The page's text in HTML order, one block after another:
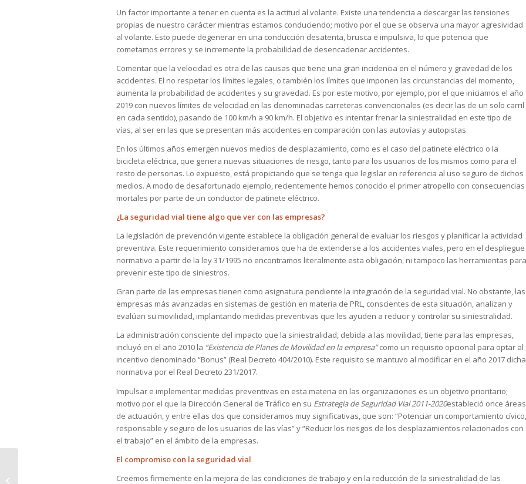
Un factor importante a tener en cuenta es la actitud al volante. Existe una tendencia a descargar las tensiones
propias de nuestro carácter mientras estamos conduciendo; motivo por el que se observa una mayor agresividad
al volante. Esto puede degenerar en una conducción desatenta, brusca e impulsiva, lo que potencia que
cometamos errores y se incremente la probabilidad de desencadenar accidentes.
Comentar que la velocidad es otra de las causas que tiene una gran incidencia en el número y gravedad de los
accidentes. El no respetar los límites legales, o también los límites que imponen las circunstancias del momento,
aumenta la probabilidad de accidentes y su gravedad. Es por este motivo, por ejemplo, por el que iniciamos el año
2019 con nuevos límites de velocidad en las denominadas carreteras convencionales (es decir las de un solo carril
en cada sentido), pasando de 100 km/h a 90 km/h. El objetivo es intentar frenar la siniestralidad en este tipo de
vías, al ser en las que se presentan más accidentes en comparación con las autovías y autopistas.
En los últimos años emergen nuevos medios de desplazamiento, como es el caso del patinete eléctrico o la
bicicleta eléctrica, que genera nuevas situaciones de riesgo, tanto para los usuarios de los mismos como para el
resto de personas. Lo expuesto, está propiciando que se tenga que legislar en referencia al uso seguro de dichos
medios. A modo de desafortunado ejemplo, recientemente hemos conocido el primer atropello con consecuencias
mortales por parte de un conductor de patinete eléctrico.
¿La seguridad vial tiene algo que ver con las empresas?
La legislación de prevención vigente establece la obligación general de evaluar los riesgos y planificar la actividad
preventiva. Este requerimiento consideramos que ha de extenderse a los accidentes viales, pero en el despliegue
normativo a partir de la ley 31/1995 no encontramos literalmente esta obligación, ni tampoco las herramientas para
prevenir este tipo de siniestros.
Gran parte de las empresas tienen como asignatura pendiente la integración de la seguridad vial. No obstante, las
empresas más avanzadas en sistemas de gestión en materia de PRL, conscientes de esta situación, analizan y
evalúan su movilidad, implantando medidas preventivas que les ayuden a reducir y controlar su siniestralidad.
La administración consciente del impacto que la siniestralidad, debida a las movilidad, tiene para las empresas,
incluyó en el año 2010 la “Existencia de Planes de Movilidad en la empresa”como un requisito opcional para optar al
incentivo denominado “Bonus” (Real Decreto 404/2010). Este requisito se mantuvo al modificar en el año 2017 dicha
normativa por el Real Decreto 231/2017.
Impulsar e implementar medidas preventivas en esta materia en las organizaciones es un objetivo prioritario;
motivo por el que la Dirección General de Tráfico en su Estrategia de Seguridad Vial 2011-2020estableció once áreas
de actuación, y entre ellas dos que consideramos muy significativas, que son: “Potenciar un comportamiento cívico,
responsable y seguro de los usuarios de las vías” y “Reducir los riesgos de los desplazamientos relacionados con
el trabajo” en el ámbito de la empresas.
El compromiso con la seguridad vial
Creemos firmemente en la mejora de las condiciones de trabajo y en la reducción de la siniestralidad de las